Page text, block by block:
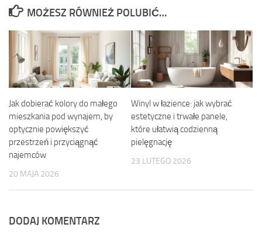
MOŻESZ RÓWNIEŻ POLUBIĆ…
Jak dobierać kolory do małego
mieszkania pod wynajem, by
optycznie powiększyć
przestrzeń i przyciągnąć
najemców
20 MAJA 2026
Winyl w łazience: jak wybrać
estetyczne i trwałe panele,
które ułatwią codzienną
pielęgnację
23 LUTEGO 2026
DODAJ KOMENTARZ